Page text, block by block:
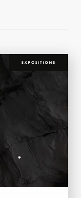
EXPOSITIONS